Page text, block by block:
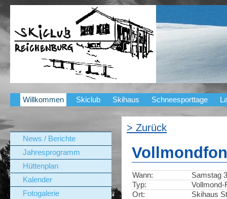
Willkommen Skiclub Skihaus Schneesporttage
News / Berichte
Jahresprogramm
Hüttenplan
Kalender
Fotogalerie
> Zurück
Wann:
Samstag
Typ:
Vollmond-
Ort:
Skihaus